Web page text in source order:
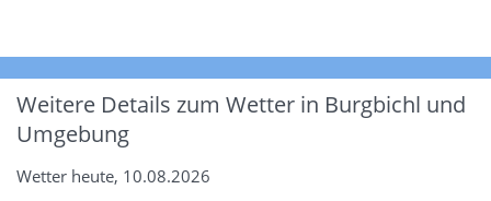
Weitere Details zum Wetter in Burgbichl und
Umgebung
Wetter heute, 10.08.2026